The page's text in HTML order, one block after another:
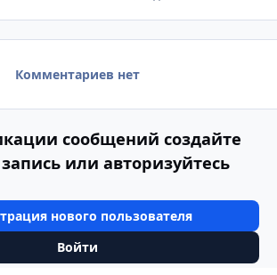
Комментариев нет
сообщений создайте
или авторизуйтесь
нового пользователя
Войти